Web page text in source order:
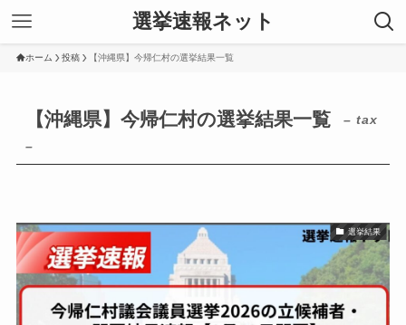
選挙速報ネット
ホーム 投稿 【沖縄県】今帰仁村の選挙結果一覧
【沖縄県】今帰仁村の選挙結果一覧
– tax
–
選挙結果